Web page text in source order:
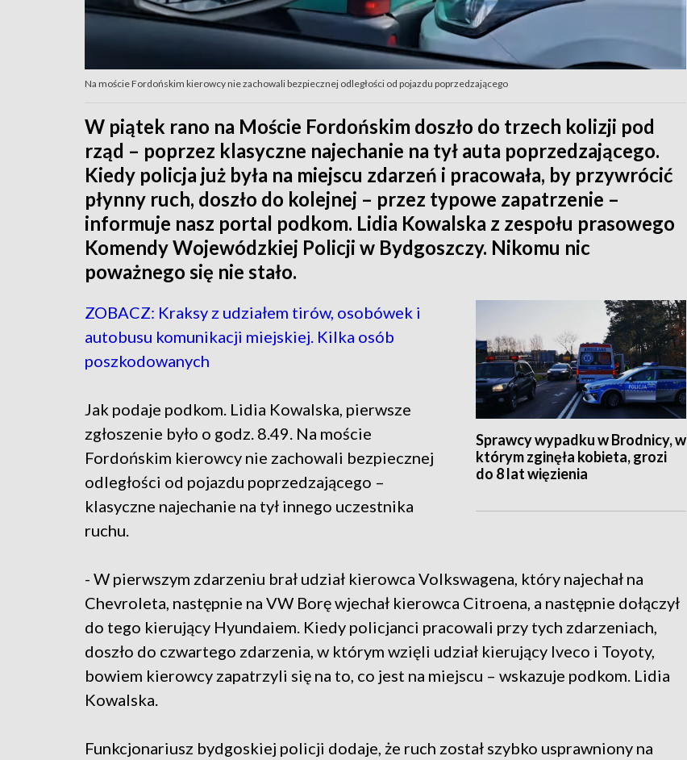
Na moście Fordońskim kierowcy nie zachowali bezpiecznej odległości od pojazdu poprzedzającego
W piątek rano na Moście Fordońskim doszło do trzech kolizji pod
rząd – poprzez klasyczne najechanie na tył auta poprzedzającego.
Kiedy policja już była na miejscu zdarzeń i pracowała, by przywrócić
płynny ruch, doszło do kolejnej – przez typowe zapatrzenie –
informuje nasz portal podkom. Lidia Kowalska z zespołu prasowego
Komendy Wojewódzkiej Policji w Bydgoszczy. Nikomu nic
poważnego się nie stało.
Sprawcy wypadku w Brodnicy, w
którym zginęła kobieta, grozi
do 8 lat więzienia
ZOBACZ: Kraksy z udziałem tirów, osobówek i
autobusu komunikacji miejskiej. Kilka osób
poszkodowanych
Jak podaje podkom. Lidia Kowalska, pierwsze
zgłoszenie było o godz. 8.49. Na moście
Fordońskim kierowcy nie zachowali bezpiecznej
odległości od pojazdu poprzedzającego –
klasyczne najechanie na tył innego uczestnika
ruchu.
- W pierwszym zdarzeniu brał udział kierowca Volkswagena, który najechał na
Chevroleta, następnie na VW Borę wjechał kierowca Citroena, a następnie dołączył
do tego kierujący Hyundaiem. Kiedy policjanci pracowali przy tych zdarzeniach,
doszło do czwartego zdarzenia, w którym wzięli udział kierujący Iveco i Toyoty,
bowiem kierowcy zapatrzyli się na to, co jest na miejscu – wskazuje podkom. Lidia
Kowalska.
Funkcjonariusz bydgoskiej policji dodaje, że ruch został szybko usprawniony na